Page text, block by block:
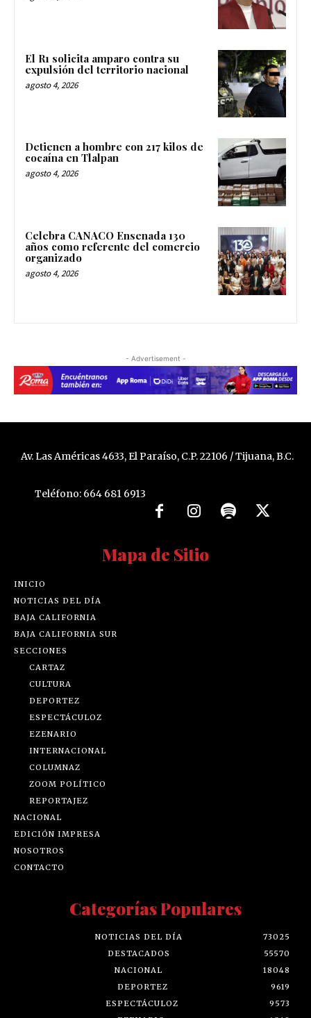
El R1 solicita amparo contra su
expulsión del territorio nacional
agosto 4, 2026
Detienen a hombre con 217 kilos de
cocaína en Tlalpan
agosto 4, 2026
Celebra CANACO Ensenada 130
años como referente del comercio
organizado
agosto 4, 2026
- Advertisement -
Av. Las Américas 4633, El Paraíso, C.P. 22106 / Tijuana, B.C.
Teléfono: 664 681 6913
Mapa de Sitio
INICIO
NOTICIAS DEL DÍA
BAJA CALIFORNIA
BAJA CALIFORNIA SUR
SECCIONES
CARTAZ
CULTURA
DEPORTEZ
ESPECTÁCULOZ
EZENARIO
INTERNACIONAL
COLUMNAZ
ZOOM POLÍTICO
REPORTAJEZ
NACIONAL
EDICIÓN IMPRESA
NOSOTROS
CONTACTO
Categorías Populares
NOTICIAS DEL DÍA
73025
DESTACADOS
55570
NACIONAL
18048
DEPORTEZ
9619
ESPECTÁCULOZ
9573